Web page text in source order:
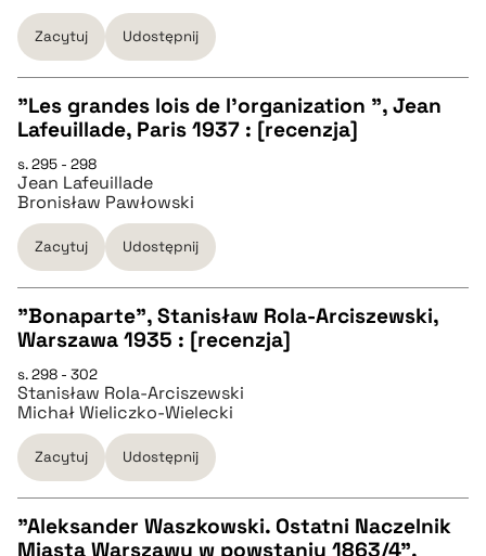
BIBTEX
pobierz cytat
Zacytuj Udostępnij
pobierz cytat
BIBTEX
pobierz cytat
"Les grandes lois de l'organization ", Jean
Lafeuillade, Paris 1937 : [recenzja]
s. 295 - 298
Jean Lafeuillade
Bronisław Pawłowski
Zacytuj Udostępnij
pobierz cytat
BIBTEX
pobierz cytat
"Bonaparte", Stanisław Rola-Arciszewski,
Warszawa 1935 : [recenzja]
s. 298 - 302
Stanisław Rola-Arciszewski
Michał Wieliczko-Wielecki
Zacytuj Udostępnij
"Aleksander Waszkowski. Ostatni Naczelnik
Miasta Warszawy w powstaniu 1863/4",